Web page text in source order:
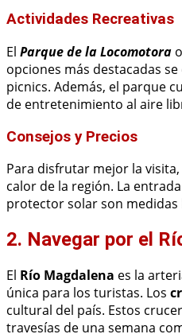
Actividades Recreativas
El Parque de la Locomotora
opciones más destacadas
picnics. Además, el parque
de entretenimiento al aire
Consejos y Precios
Para disfrutar mejor la
calor de la región. La
protector solar son medidas
2. Navegar por el
El Río Magdalena es la
única para los turistas. Los
cultural del país. Estos
travesías de una semana